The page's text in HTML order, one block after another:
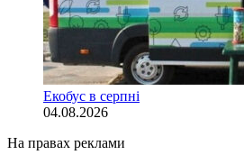
Екобус в серпні
04.08.2026
На правах реклами